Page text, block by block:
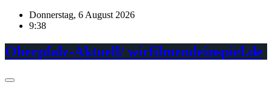
Skip
Donnerstag, 6 August 2026
9:38
Oberpfalz-Aktuell/ wirfilmendeinspiel.de